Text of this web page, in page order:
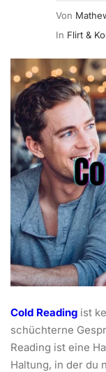
Von
In Flirt &
Cold Reading ist
schüchterne
Reading ist eine
Haltung, in der du